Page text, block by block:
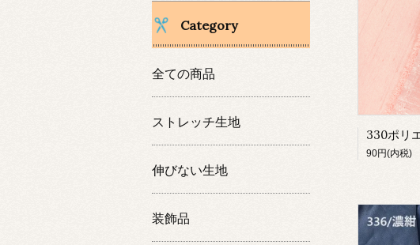
90円(内税)
Category
全ての商品
ストレッチ生地
伸びない生地
装飾品